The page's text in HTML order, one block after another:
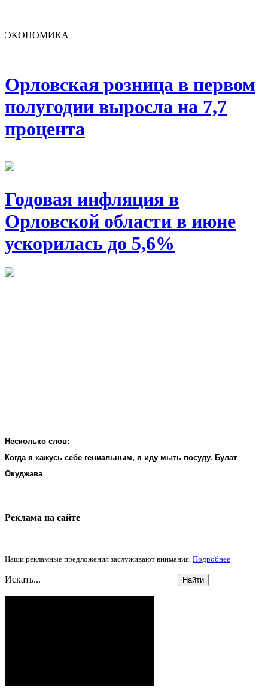
ЭКОНОМИКА
Орловская розница в первом
полугодии выросла на 7,7
процента
Годовая инфляция в
Орловской области в июне
ускорилась до 5,6%
Несколько слов:
Когда я кажусь себе гениальным, я иду мыть посуду. Булат
Окуджава
Реклама на cайте
Наши рекламные предложения заслуживают внимания. Подробнее
Искать... Найти